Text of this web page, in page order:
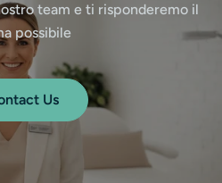
team e ti risponderemo il
possibile
Us